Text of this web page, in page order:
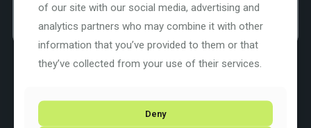
Cannondale Trail 4 –
L
799,00
of our site with our social media, advertising and
analytics partners who may combine it with other
information that you’ve provided to them or that
they’ve collected from your use of their services.
Deny